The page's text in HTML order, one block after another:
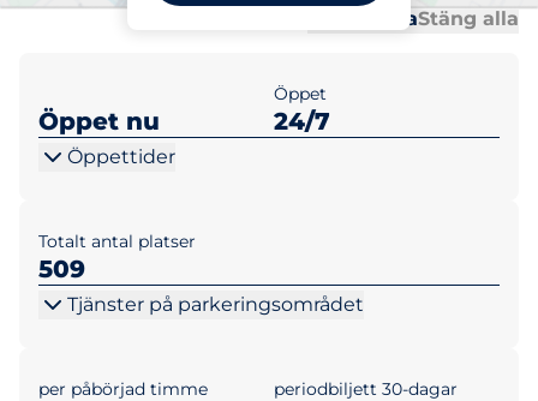
Öppna allaStäng alla
Öppet nu
Öppet
24/7
Öppettider
Totalt antal platser
509
Tjänster på parkeringsområdet
per påbörjad timme periodbiljett 30-dagar